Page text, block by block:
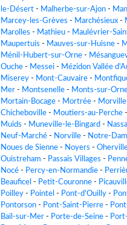
le-Désert - Malherbe-sur-Ajon -
Marcey-les-Grèves - Marchésieux -
Marolles - Mathieu - Maulévrier-
Maupertuis - Mauves-sur-Huisne -
Ménil-Hubert-sur-Orne -
Ouche - Messei - Mézidon Vallée
Miserey - Mont-Cauvaire -
Mer - Montsenelle - Monts-sur-
Mortain-Bocage - Mortrée -
Chicheboville - Moutiers-au-Perche -
Muids - Muneville-le-Bingard -
Neuf-Marché - Norville - Notre-
Noues de Sienne - Noyers -
Ouistreham - Passais Villages -
Nocé - Percy-en-Normandie -
Beauficel - Petit-Couronne -
Poilley - Pointel - Pont-d'Ouilly -
Pontorson - Pont-Saint-Pierre -
Bail-sur-Mer - Porte-de-Seine -